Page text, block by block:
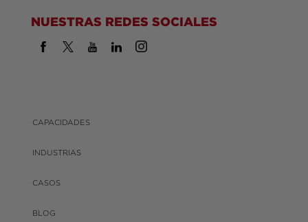
NUESTRAS REDES SOCIALES
CAPACIDADES
INDUSTRIAS
CASOS
BLOG